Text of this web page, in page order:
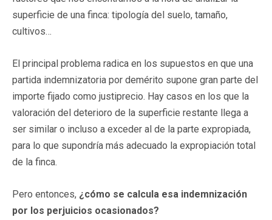
superficie de una finca: tipología del suelo, tamaño,
cultivos…
El principal problema radica en los supuestos en que una
partida indemnizatoria por demérito supone gran parte del
importe fijado como justiprecio. Hay casos en los que la
valoración del deterioro de la superficie restante llega a
ser similar o incluso a exceder al de la parte expropiada,
para lo que supondría más adecuado la expropiación total
de la finca.
Pero entonces, ¿cómo se calcula esa indemnización
por los perjuicios ocasionados?